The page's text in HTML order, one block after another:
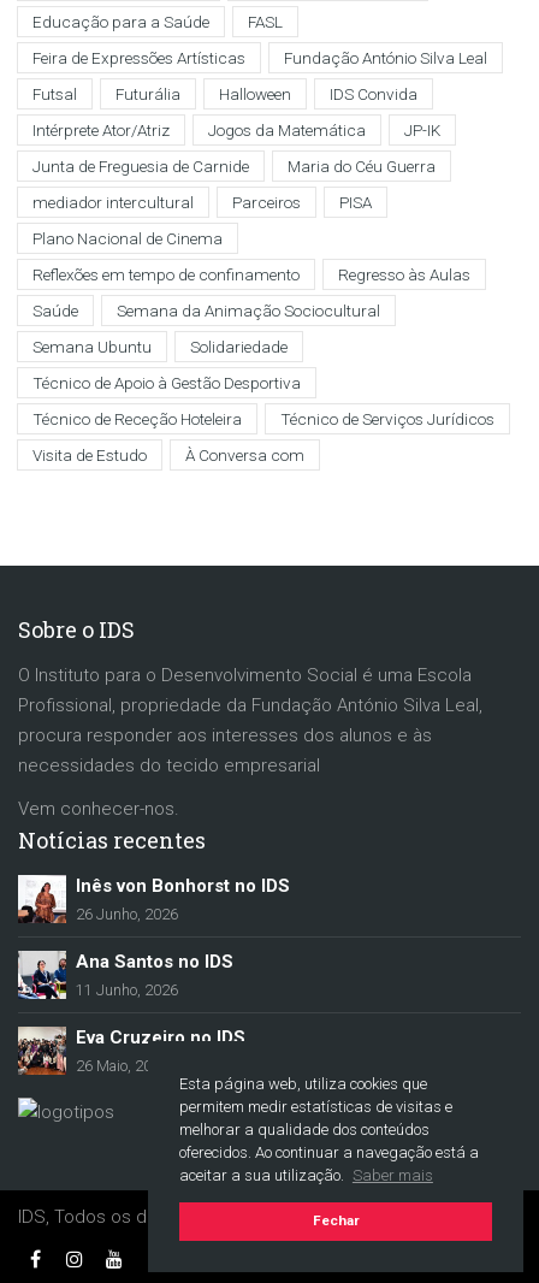
Esta página web, utiliza cookies que
permitem medir estatísticas de visitas e
melhorar a qualidade dos conteúdos
oferecidos. Ao continuar a navegação está a
aceitar a sua utilização.
Saber mais
Fechar
Educação para a Saúde
FASL
Feira de Expressões Artísticas
Fundação António Silva Leal
Futsal
Futurália Halloween
IDS Convida
Intérprete Ator/Atriz
Jogos da Matemática
JP-IK
Junta de Freguesia de Carnide
Maria do Céu Guerra
mediador intercultural
Parceiros
PISA
Plano Nacional de Cinema
Reflexões em tempo de confinamento
Regresso às Aulas
Saúde
Semana da Animação Sociocultural
Semana Ubuntu
Solidariedade
Técnico de Apoio à Gestão Desportiva
Técnico de Receção Hoteleira
Técnico de Serviços Jurídicos
Visita de Estudo
À Conversa com
Sobre o IDS
O Instituto para o Desenvolvimento Social é uma Escola
Profissional, propriedade da Fundação António Silva Leal,
procura responder aos interesses dos alunos e às
necessidades do tecido empresarial
Vem conhecer-nos.
Notícias recentes
Inês von Bonhorst no IDS
26 Junho, 2026
Ana Santos no IDS
11 Junho, 2026
Eva Cruzeiro no IDS
26 Maio, 2026
IDS, Todos os direitos reservados. © 2017-2021